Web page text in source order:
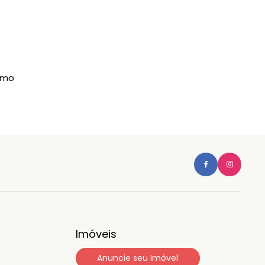
Imóveis
Anuncie seu Imóvel